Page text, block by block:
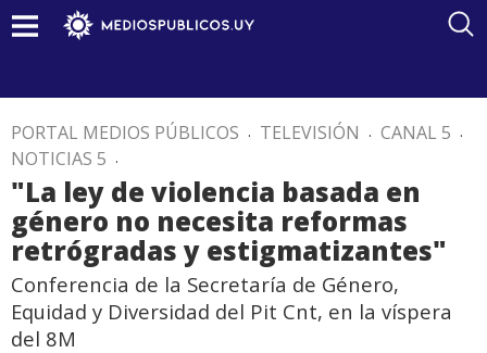
PORTAL MEDIOS PÚBLICOS . TELEVISIÓN . CANAL 5 .
NOTICIAS 5 .
"La ley de violencia basada en
género no necesita reformas
retrógradas y estigmatizantes"
Conferencia de la Secretaría de Género,
Equidad y Diversidad del Pit Cnt, en la víspera
del 8M